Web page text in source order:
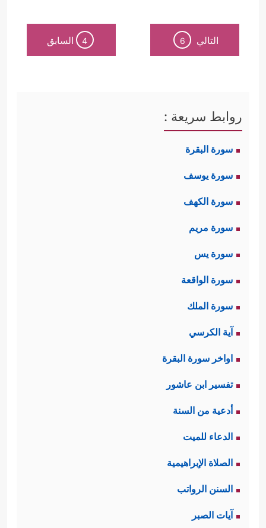
التالي 6
4 السابق
روابط سريعة :
سورة البقرة
سورة يوسف
سورة الكهف
سورة مريم
سورة يس
سورة الواقعة
سورة الملك
آية الكرسي
اواخر سورة البقرة
تفسير ابن عاشور
أدعية من السنة
الدعاء للميت
الصلاة الإبراهيمية
السنن الرواتب
آيات الصبر